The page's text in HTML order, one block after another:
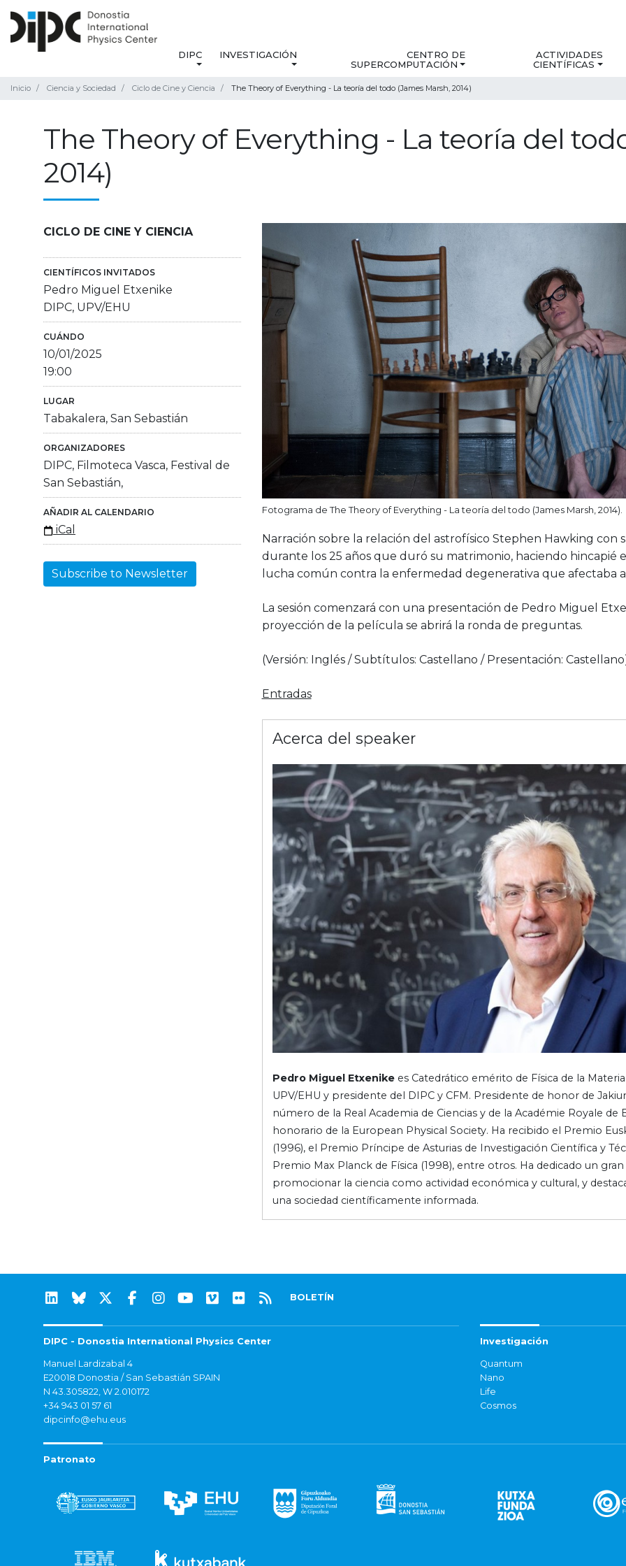
DIPC INVESTIGACIÓN
CENTRO DE
SUPERCOMPUTACIÓN
ACTIVIDADES
CIENTÍFICAS
Inicio Ciencia y Sociedad Ciclo de Cine y Ciencia The Theory of Everything - La teoría del todo (James Marsh, 2014)
The Theory of Everything - La teoría del
2014)
CICLO DE CINE Y CIENCIA
CIENTÍFICOS INVITADOS
Pedro Miguel Etxenike
DIPC, UPV/EHU
CUÁNDO
10/01/2025
19:00
LUGAR
Tabakalera, San Sebastián
ORGANIZADORES
DIPC, Filmoteca Vasca, Festival de
San Sebastián,
AÑADIR AL CALENDARIO
iCal
Subscribe to Newsletter
Fotograma de The Theory of Everything - La teoría del todo (James Marsh, 2014).
Narración sobre la relación del astrofísico Stephen Hawking con
durante los 25 años que duró su matrimonio, haciendo hincapié
lucha común contra la enfermedad degenerativa que afectaba
La sesión comenzará con una presentación de Pedro Miguel
proyección de la película se abrirá la ronda de preguntas.
(Versión: Inglés / Subtítulos: Castellano / Presentación:
Entradas
Acerca del speaker
Pedro Miguel Etxenikees Catedrático emérito de Física de la
UPV/EHU y presidente del DIPC y CFM. Presidente de honor de
número de la Real Academia de Ciencias y de la Académie Royale
honorario de la European Physical Society. Ha recibido el Premio
(1996), el Premio Príncipe de Asturias de Investigación Científica y
Premio Max Planck de Física (1998), entre otros. Ha dedicado un
promocionar la ciencia como actividad económica y cultural, y
una sociedad científicamente informada.
BOLETÍN
DIPC - Donostia International Physics Center
Manuel Lardizabal 4
E20018 Donostia / San Sebastián SPAIN
N 43.305822, W 2.010172
+34 943 01 57 61
dipcinfo@ehu.eus
Investigación
Quantum
Nano
Life
Cosmos
Patronato